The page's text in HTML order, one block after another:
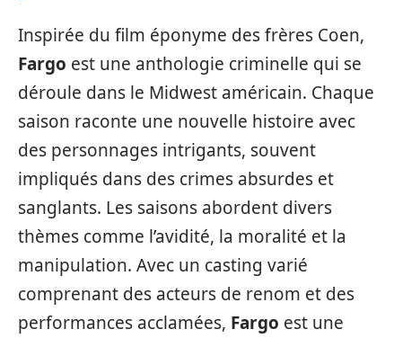
Inspirée du film éponyme des frères Coen,
Fargo est une anthologie criminelle qui se
déroule dans le Midwest américain. Chaque
saison raconte une nouvelle histoire avec
des personnages intrigants, souvent
impliqués dans des crimes absurdes et
sanglants. Les saisons abordent divers
thèmes comme l’avidité, la moralité et la
manipulation. Avec un casting varié
comprenant des acteurs de renom et des
performances acclamées, Fargo est une